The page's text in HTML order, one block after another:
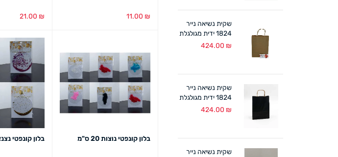
שקית נשיאה נייר
1824 ידית מגולגלת
טבעי (300 יח')424.00 ₪
שקית נשיאה נייר
1824 ידית מגולגלת
שחור (300 יח')424.00 ₪
שקית נשיאה נייר
11.00 ₪
21.00 ₪
בלון קונפטי נוצות 20 ס"מ בלון קונפטי נצנצים